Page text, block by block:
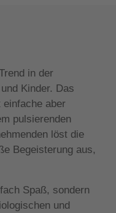
in der
Kinder. Das
aber
pulsierenden
löst die
Begeisterung aus,
Spaß, sondern
und